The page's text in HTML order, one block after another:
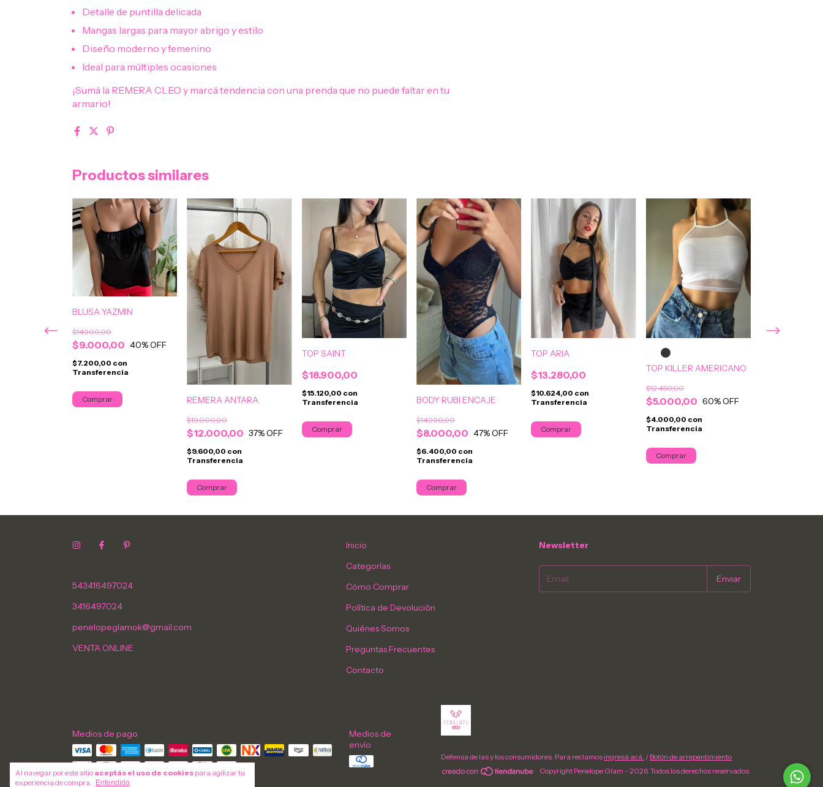
Al navegar por este sitio aceptás el uso de cookies para agilizar tu
experiencia de compra.
Entendido
Detalle de puntilla delicada
Mangas largas para mayor abrigo y estilo
Diseño moderno y femenino
Ideal para múltiples ocasiones
¡Sumá la REMERA CLEO y marcá tendencia con una prenda que no puede faltar en tu
armario!
Productos similares
BLUSA YAZMIN
$9.000,00
$14.900,00
40% OFF
$7.200,00 con
Transferencia
REMERA ANTARA
$12.000,00
$19.000,00
37% OFF
$9.600,00 con
Transferencia
TOP SAINT
$18.900,00
$15.120,00 con
Transferencia
BODY RUBI ENCAJE
$8.000,00
$14.990,00
47% OFF
$6.400,00 con
Transferencia
TOP ARIA
$13.280,00
$10.624,00 con
Transferencia
TOP KILLER AMERICANO
$5.000,00
$12.460,00
60% OFF
$4.000,00 con
Transferencia
Comprar
543416497024
3416497024
penelopeglamok@gmail.com
VENTA ONLINE
Inicio
Categorías
Cómo Comprar
Política de Devolución
Quiénes Somos
Preguntas Frecuentes
Contacto
Newsletter
Medios de pago
Medios de
envío
Defensa de las y los consumidores. Para reclamos ingresá acá. / Botón de arrepentimiento
Copyright Penelope Glam - 2026. Todos los derechos reservados.